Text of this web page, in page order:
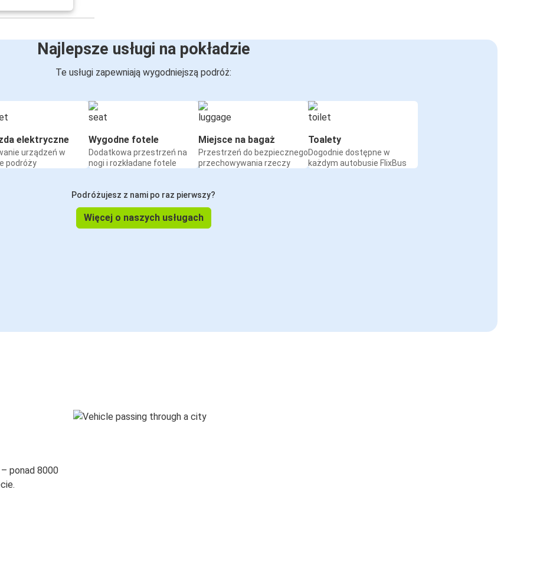
Najlepsze usługi na pokładzie
Te usługi zapewniają wygodniejszą podróż:
elektryczne
urządzeń w
podróży
Wygodne fotele
Dodatkowa przestrzeń na
nogi i rozkładane fotele
Miejsce na bagaż
Przestrzeń do bezpiecznego
przechowywania rzeczy
Toalety
Dogodnie dostępne w
każdym autobusie FlixBus
Podróżujesz z nami po raz pierwszy?
Więcej o naszych usługach
ponad 8000